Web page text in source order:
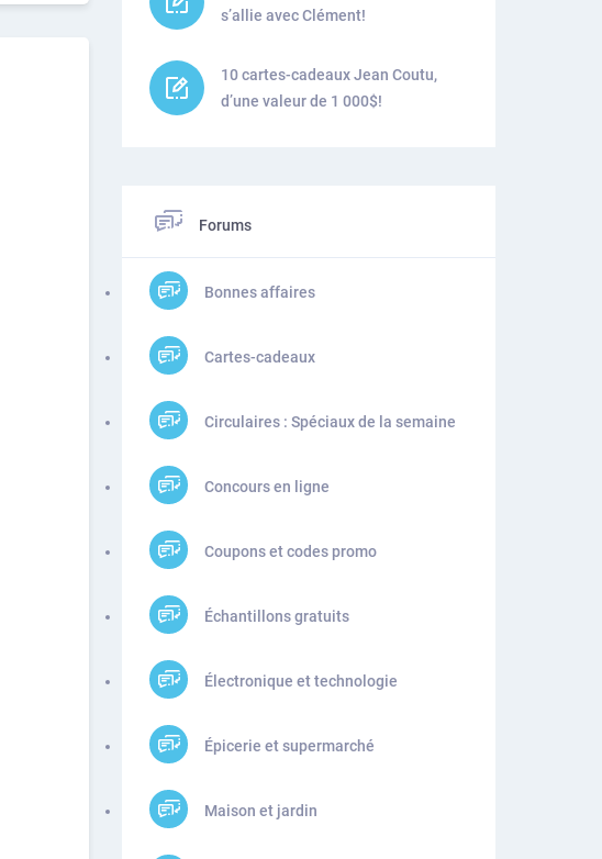
s’allie avec Clément!
10 cartes-cadeaux Jean Coutu,
d’une valeur de 1 000$!
Forums
Bonnes affaires
Cartes-cadeaux
Circulaires : Spéciaux de la semaine
Concours en ligne
Coupons et codes promo
Échantillons gratuits
Électronique et technologie
Épicerie et supermarché
Maison et jardin